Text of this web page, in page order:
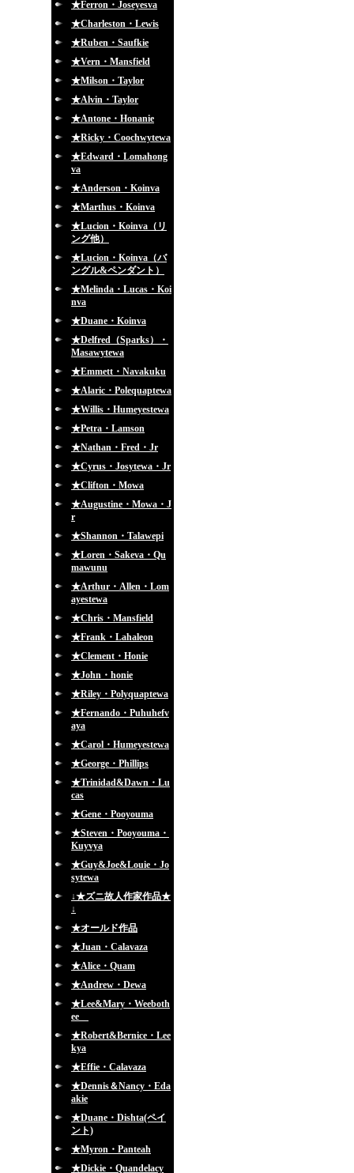
★Ferron・Joseyesva
★Charleston・Lewis
★Ruben・Saufkie
★Vern・Mansfield
★Milson・Taylor
★Alvin・Taylor
★Antone・Honanie
★Ricky・Coochwytewa
★Edward・Lomahong
va
★Anderson・Koinva
★Marthus・Koinva
★Lucion・Koinva（リ
ング他）
★Lucion・Koinva（バ
ングル&ペンダント）
★Melinda・Lucas・Koi
nva
★Duane・Koinva
★Delfred（Sparks）・
Masawytewa
★Emmett・Navakuku
★Alaric・Polequaptewa
★Willis・Humeyestewa
★Petra・Lamson
★Nathan・Fred・Jr
★Cyrus・Josytewa・Jr
★Clifton・Mowa
★Augustine・Mowa・J
r
★Shannon・Talawepi
★Loren・Sakeva・Qu
mawunu
★Arthur・Allen・Lom
ayestewa
★Chris・Mansfield
★Frank・Lahaleon
★Clement・Honie
★John・honie
★Riley・Polyquaptewa
★Fernando・Puhuhefv
aya
★Carol・Humeyestewa
★George・Phillips
★Trinidad&Dawn・Lu
cas
★Gene・Pooyouma
★Steven・Pooyouma・
Kuyvya
★Guy&Joe&Louie・Jo
sytewa
↓★ズニ故人作家作品★
↓
★オールド作品
★Juan・Calavaza
★Alice・Quam
★Andrew・Dewa
★Lee&Mary・Weeboth
ee
★Robert&Bernice・Lee
kya
★Effie・Calavaza
★Dennis＆Nancy・Eda
akie
★Duane・Dishta(ペイ
ント)
★Myron・Panteah
★Dickie・Quandelacy